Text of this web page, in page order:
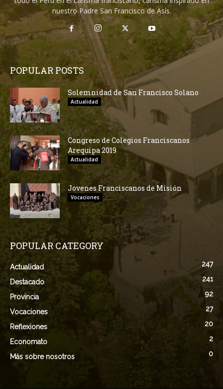
nuestro Padre San Francisco de Asís.
POPULAR POSTS
Solemnidad de San Francisco Solano
Actualidad
Congreso de Colegios Franciscanos
Arequipa 2019
Actualidad
Jovenes Franciscanos de Misión
Vocaciones
POPULAR CATEGORY
Actualidad 247
Destacado 241
Provincia 92
Vocaciones 27
Reflexiones 20
Economato 2
Más sobre nosotros 0